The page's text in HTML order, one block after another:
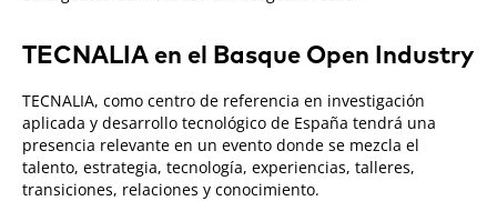
TECNALIA en el Basque Open Industry
TECNALIA, como centro de referencia en investigación
aplicada y desarrollo tecnológico de España tendrá una
presencia relevante en un evento donde se mezcla el
talento, estrategia, tecnología, experiencias, talleres,
transiciones, relaciones y conocimiento.